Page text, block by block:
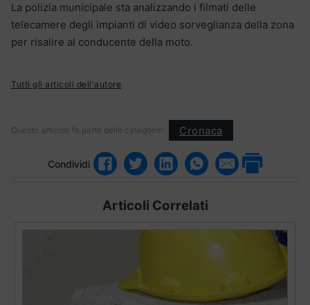
La polizia municipale sta analizzando i filmati delle
telecamere degli impianti di video sorveglianza della zona
per risalire al conducente della moto.
Tutti gli articoli dell'autore
Questo articolo fa parte delle categorie: Cronaca
Condividi
Articoli Correlati